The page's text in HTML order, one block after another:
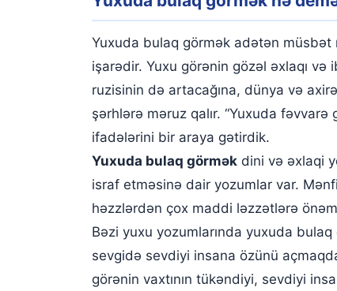
Yuxuda bulaq düzəltdirmək
Yuxuda bulaq tapmaq
Yuxuda bulaqdan su içmək
Yuxuda bulaqdan dəstəmaz almaq
Yuxuda axmayan bulaq görmək
Yuxuda bulaqdan su doldurduğunuzu
Yuxuda bulaq görmək adətən müsbət
işarədir. Yuxu görənin gözəl əxlaqı
ruzisinin də artacağına, dünya və
şərhlərə məruz qalır. “Yuxuda
ifadələrini bir araya gətirdik.
Yuxuda bulaq görmək dini və əxlaqi
israf etməsinə dair yozumlar var.
həzzlərdən çox maddi ləzzətlərə
Bəzi yuxu yozumlarında yuxuda
sevgidə sevdiyi insana özünü
görənin vaxtının tükəndiyi, sevdiyi